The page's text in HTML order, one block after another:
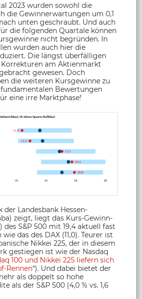
2023 wurden sowohl die
die Gewinnerwartungen um 0,1
unten geschraubt. Und auch
die folgenden Quartale können
nicht begründen. In
wurden auch hier die
Die längst überfälligen
Korrekturen am Aktienmarkt
gewesen. Doch
die weiteren Kursgewinne zu
Bewertungen
eine irre Marktphase!
der Landesbank Hessen-
zeigt, liegt das Kurs-Gewinn-
des S&P 500 mit 19,4 aktuell fast
das des DAX (11,0). Teurer ist
Nikkei 225, der in diesem
gestiegen ist wie der Nasdaq
100 und Nikkei 225 liefern sich
Rennen“). Und dabei bietet der
als doppelt so hohe
als der S&P 500 (4,0 % vs. 1,6